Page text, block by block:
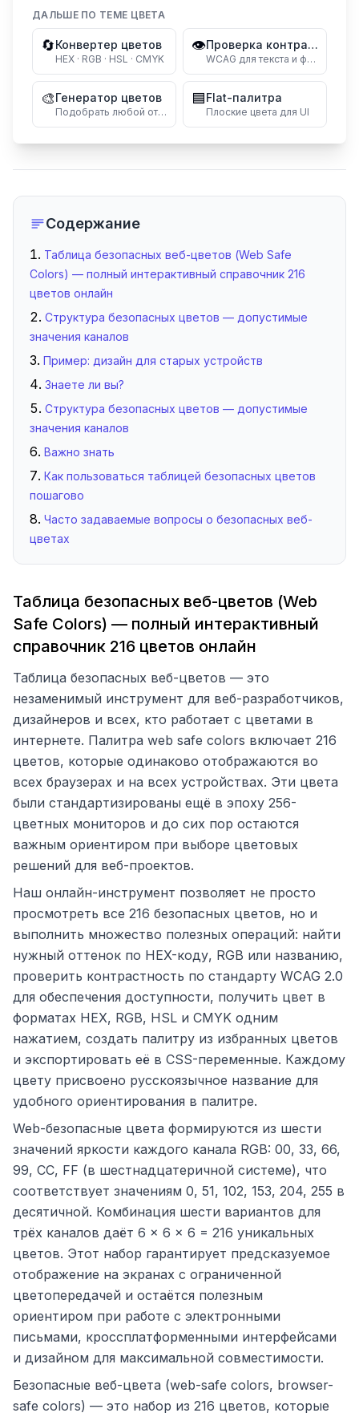
ДАЛЬШЕ ПО ТЕМЕ ЦВЕТА
🔄Конвертер цветов
HEX · RGB · HSL · CMYK
👁️ Проверка контраста
WCAG для текста и фона
🎨Генератор цветов
Подобрать любой оттенок
🟦Flat-палитра
Плоские цвета для UI
Содержание
Таблица безопасных веб-цветов (Web Safe
Colors) — полный интерактивный справочник 216
цветов онлайн
Структура безопасных цветов — допустимые
значения каналов
Пример: дизайн для старых устройств
Знаете ли вы?
Структура безопасных цветов — допустимые
значения каналов
Важно знать
Как пользоваться таблицей безопасных цветов
пошагово
Часто задаваемые вопросы о безопасных веб-
цветах
Таблица безопасных веб-цветов (Web
Safe Colors) — полный интерактивный
справочник 216 цветов онлайн
Таблица безопасных веб-цветов — это
незаменимый инструмент для веб-разработчиков,
дизайнеров и всех, кто работает с цветами в
интернете. Палитра web safe colors включает 216
цветов, которые одинаково отображаются во
всех браузерах и на всех устройствах. Эти цвета
были стандартизированы ещё в эпоху 256-
цветных мониторов и до сих пор остаются
важным ориентиром при выборе цветовых
решений для веб-проектов.
Наш онлайн-инструмент позволяет не просто
просмотреть все 216 безопасных цветов, но и
выполнить множество полезных операций: найти
нужный оттенок по HEX-коду, RGB или названию,
проверить контрастность по стандарту WCAG 2.0
для обеспечения доступности, получить цвет в
форматах HEX, RGB, HSL и CMYK одним
нажатием, создать палитру из избранных цветов
и экспортировать её в CSS-переменные. Каждому
цвету присвоено русскоязычное название для
удобного ориентирования в палитре.
Web-безопасные цвета формируются из шести
значений яркости каждого канала RGB: 00, 33, 66,
99, CC, FF (в шестнадцатеричной системе), что
соответствует значениям 0, 51, 102, 153, 204, 255 в
десятичной. Комбинация шести вариантов для
трёх каналов даёт 6 × 6 × 6 = 216 уникальных
цветов. Этот набор гарантирует предсказуемое
отображение на экранах с ограниченной
цветопередачей и остаётся полезным
ориентиром при работе с электронными
письмами, кроссплатформенными интерфейсами
и дизайном для максимальной совместимости.
Безопасные веб-цвета (web-safe colors, browser-
safe colors) — это набор из 216 цветов, которые